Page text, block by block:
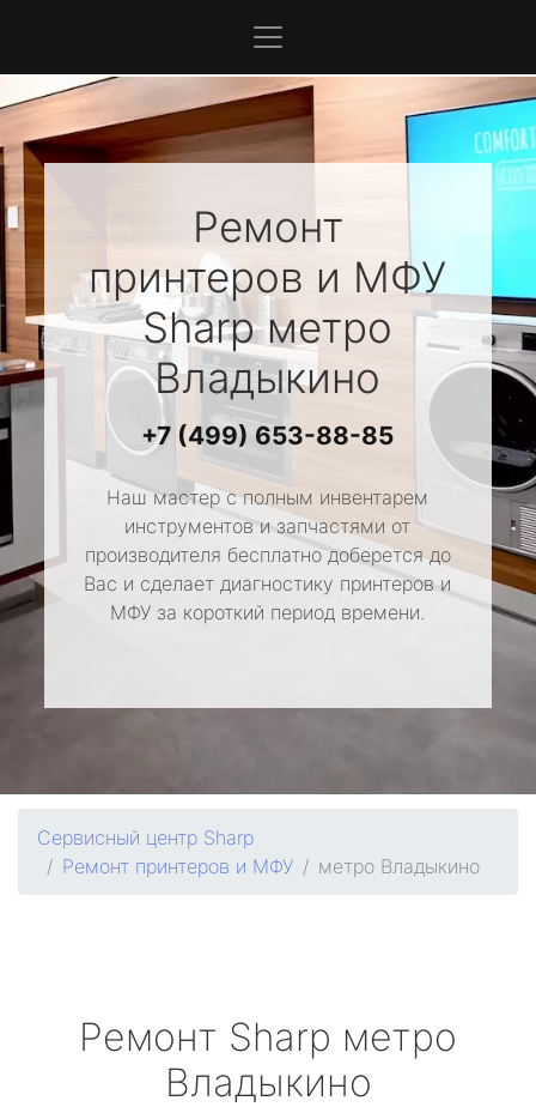
Ремонт
принтеров и МФУ
Sharpметро
Владыкино
+7 (499) 653-88-85
Наш мастер с полным инвентарем
инструментов и запчастями от
производителя бесплатно доберется до
Вас и сделает диагностику принтеров и
МФУ за короткий период времени.
Сервисный центр Sharp
Ремонт принтеров и МФУ
метро Владыкино
Ремонт Sharp метро
Владыкино